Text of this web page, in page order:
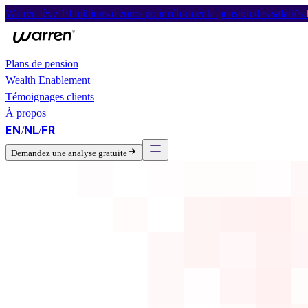
Warren lève 10 millions d'euros pour réformer la pension des salariés.
Plans de pension
Wealth Enablement
Témoignages clients
À propos
EN/NL/FR
Demandez une analyse gratuite